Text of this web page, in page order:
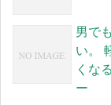
男で
い。
くな
ー